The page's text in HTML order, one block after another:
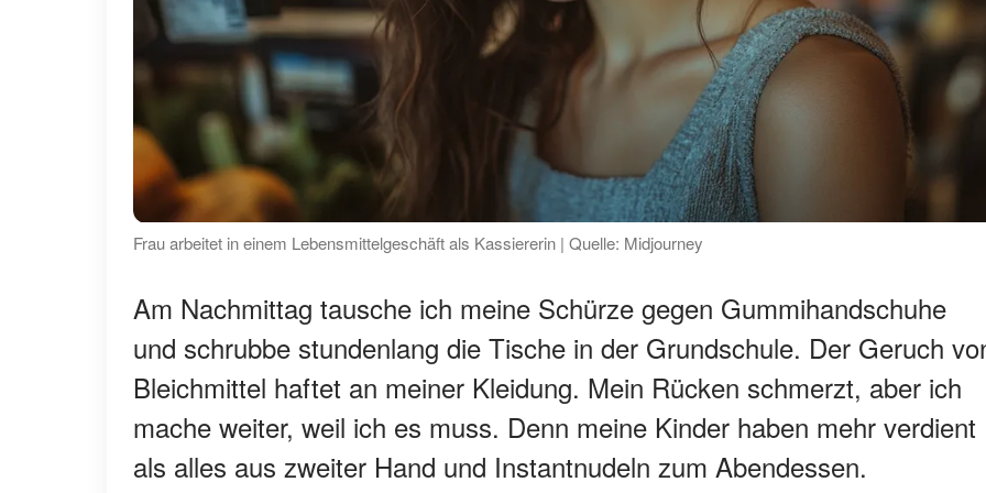
Frau arbeitet in einem Lebensmittelgeschäft als Kassiererin | Quelle: Midjourney
Am Nachmittag tausche ich meine Schürze gegen Gummihandschuhe
und schrubbe stundenlang die Tische in der Grundschule. Der Geruch
Bleichmittel haftet an meiner Kleidung. Mein Rücken schmerzt, aber ich
mache weiter, weil ich es muss. Denn meine Kinder haben mehr verdient
als alles aus zweiter Hand und Instantnudeln zum Abendessen.